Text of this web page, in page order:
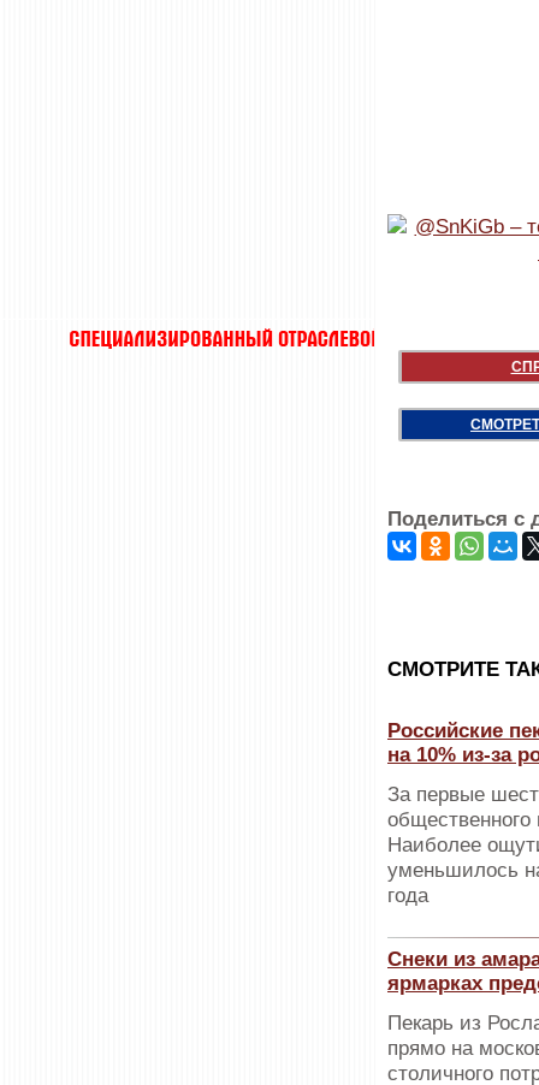
Поделиться с
CМОТРИТЕ
Российские
на 10% из-за
За первые
Наиболее
уменьшилось
года
Снеки из
ярмарках
Пекарь из
прямо на
столичного